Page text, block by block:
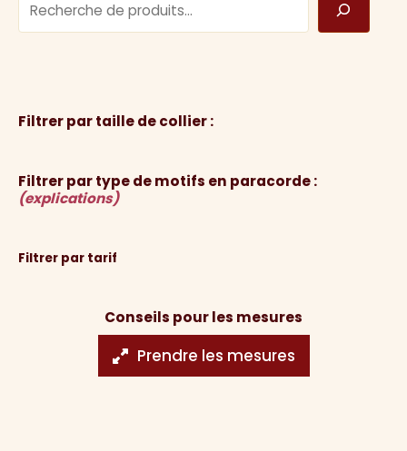
Filtrer par taille de collier :
Filtrer par type de motifs en paracorde :
(explications)
Filtrer par tarif
Conseils pour les mesures
Prendre les mesures